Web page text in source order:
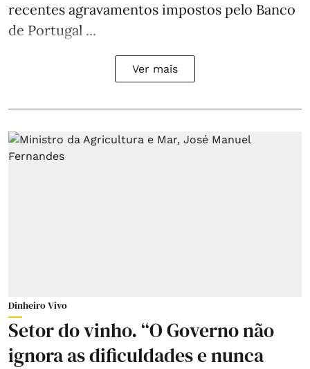
recentes agravamentos impostos pelo Banco
de Portugal ...
Ver mais
Dinheiro Vivo
Setor do vinho. “O Governo não
ignora as dificuldades e nunca